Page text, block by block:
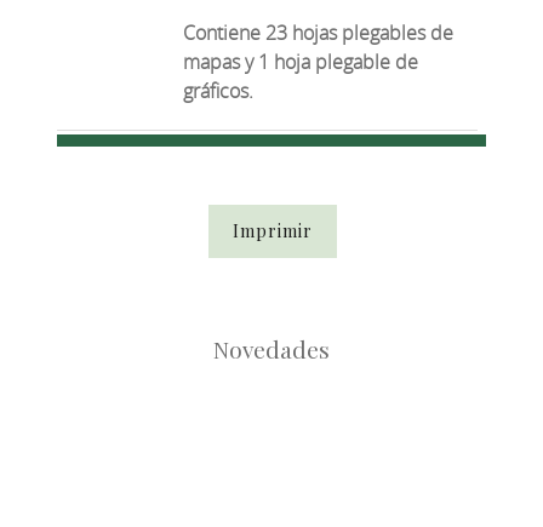
Contiene 23 hojas plegables de
mapas y 1 hoja plegable de
gráficos.
Imprimir
Novedades